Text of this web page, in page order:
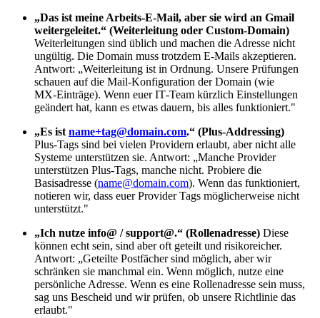
„Das ist meine Arbeits‑E‑Mail, aber sie wird an Gmail
weitergeleitet.“ (Weiterleitung oder Custom‑Domain)
Weiterleitungen sind üblich und machen die Adresse nicht
ungültig. Die Domain muss trotzdem E‑Mails akzeptieren.
Antwort: „Weiterleitung ist in Ordnung. Unsere Prüfungen
schauen auf die Mail‑Konfiguration der Domain (wie
MX‑Einträge). Wenn euer IT‑Team kürzlich Einstellungen
geändert hat, kann es etwas dauern, bis alles funktioniert."
„Es ist name+tag@domain.com.“ (Plus‑Addressing)
Plus‑Tags sind bei vielen Providern erlaubt, aber nicht alle
Systeme unterstützen sie. Antwort: „Manche Provider
unterstützen Plus‑Tags, manche nicht. Probiere die
Basisadresse (name@domain.com). Wenn das funktioniert,
notieren wir, dass euer Provider Tags möglicherweise nicht
unterstützt."
„Ich nutze info@ / support@.“ (Rollenadresse) Diese
können echt sein, sind aber oft geteilt und risikoreicher.
Antwort: „Geteilte Postfächer sind möglich, aber wir
schränken sie manchmal ein. Wenn möglich, nutze eine
persönliche Adresse. Wenn es eine Rollenadresse sein muss,
sag uns Bescheid und wir prüfen, ob unsere Richtlinie das
erlaubt."